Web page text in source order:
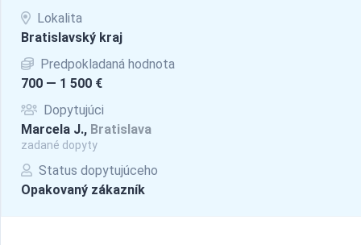
Lokalita
Bratislavský kraj
Predpokladaná hodnota
700 — 1 500 €
Dopytujúci
Marcela J., Bratislava
zadané dopyty
Status dopytujúceho
Opakovaný zákazník